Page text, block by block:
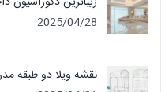
2025/04/28
نقشه ویلا دو طبقه